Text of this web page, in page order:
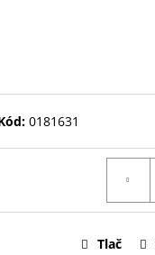
0181631
Tlač